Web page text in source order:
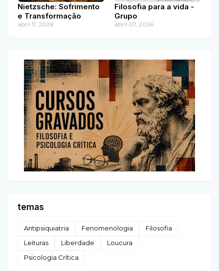
Nietzsche: Sofrimento
e Transformação
abril 11, 2026
Filosofia para a vida -
Grupo
abril 07, 2026
temas
Antipsiquiatria Fenomenologia
Filosofia
Leituras
Liberdade
Loucura
Psicologia Crítica